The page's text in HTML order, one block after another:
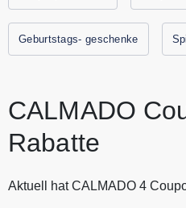
Gutscheinen und
Geburtstags- geschenke
CALMADO
Rabatte
Aktuell hat CALMADO 4